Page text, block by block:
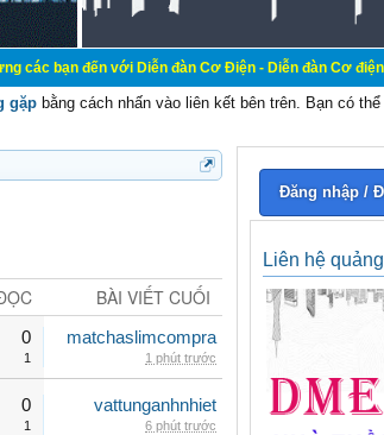
với Diễn đàn Cơ Điện - Diễn đàn Cơ điện là nơi
gặp bằng cách nhấn vào liên kết bên trên. Bạn có thể
BÀI VIẾT CUỐI
0
1
matchaslimcompra
1 phút trước
0
1
vattunganhnhiet
6 phút trước
Đăng nhập /
Liên hệ